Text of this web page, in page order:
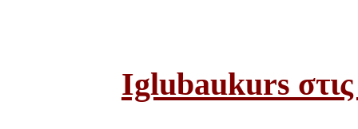
Iglubaukurs